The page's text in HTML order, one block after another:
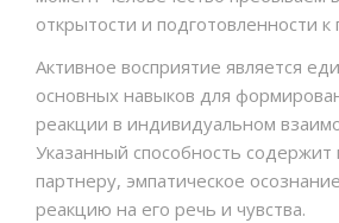
открытости и подготовленности к
Активное восприятие является
основных навыков для
реакции в индивидуальном
Указанный способность содержит
партнеру, эмпатическое
реакцию на его речь и чувства.